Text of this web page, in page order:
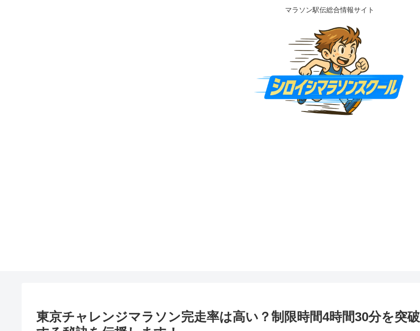
マラソン駅伝総合情報サイト
東京チャレンジマラソン完走率は高い？制限時間4時間30分を突破